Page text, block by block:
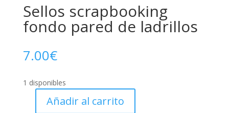
Sellos scrapbooking
fondo pared de ladrillos
7.00€
1 disponibles
Añadir al carrito